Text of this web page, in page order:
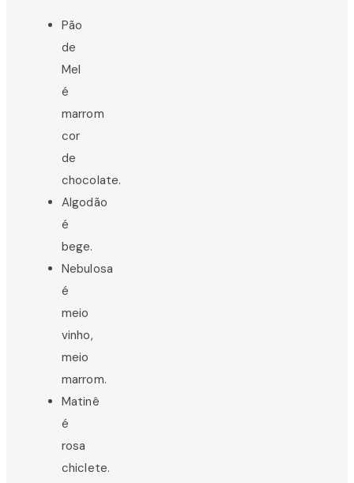
Pão
de
Mel
é
marrom
cor
de
chocolate.
Algodão
é
bege.
Nebulosa
é
meio
vinho,
meio
marrom.
Matinê
é
rosa
chiclete.